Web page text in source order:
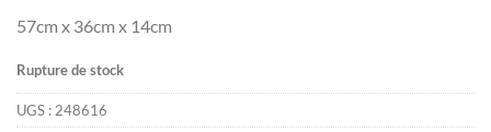
57cm x 36cm x 14cm
Rupture de stock
UGS : 248616